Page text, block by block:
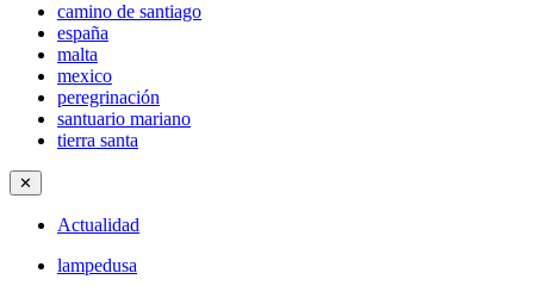
camino de santiago
españa
malta
mexico
peregrinación
santuario mariano
tierra santa
✕
Actualidad
lampedusa